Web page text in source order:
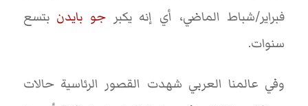
فبراير/شباط الماضي، أي إنه يكبرجو بايدن بتسع
سنوات.
وفي عالمنا العربي شهدت القصور الرئاسية حالات